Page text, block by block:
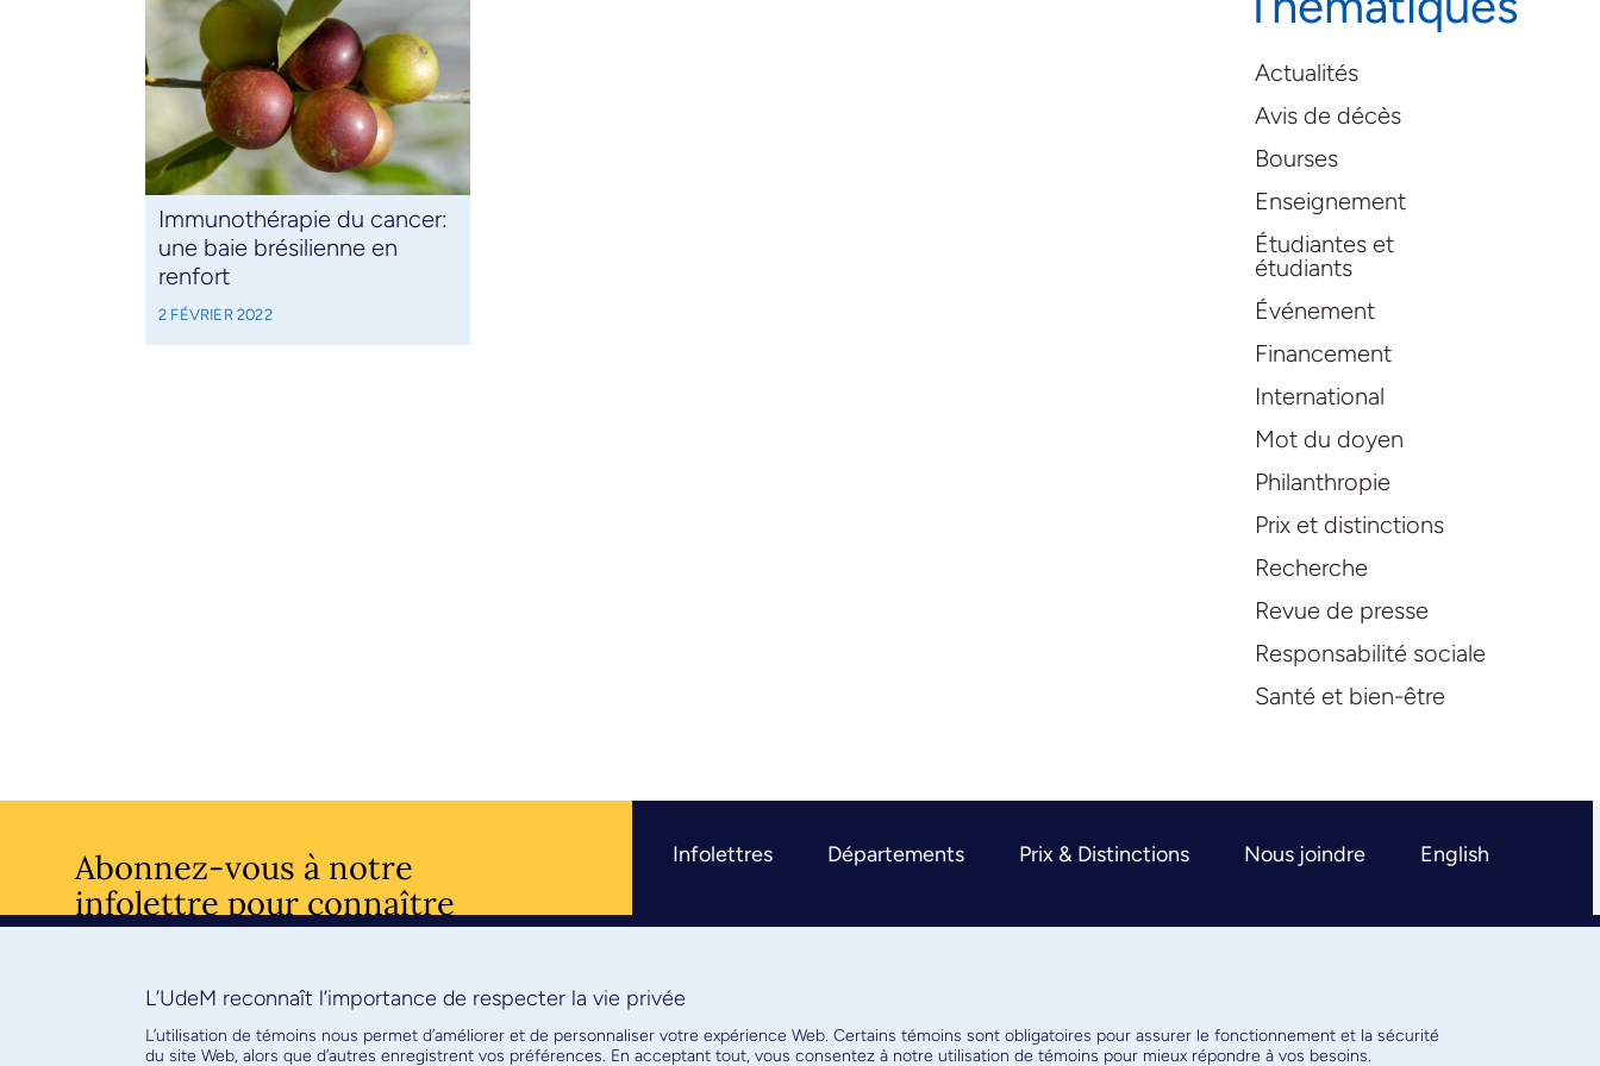
Immunothérapie du cancer:
une baie brésilienne en
renfort
2 FÉVRIER 2022
Actualités
Avis de décès
Bourses
Enseignement
Étudiantes et
étudiants
Événement
Financement
International
Mot du doyen
Philanthropie
Prix et distinctions
Recherche
Revue de presse
Responsabilité sociale
Santé et bien-être
Abonnez-vous à notre
infolettre pour connaître
l’actualité facultaire
S'ABONNER
Infolettres Départements Prix & Distinctions Nous joindre English
L’UdeM reconnaît l’importance de respecter la vie privée
L’utilisation de témoins nous permet d’améliorer et de personnaliser votre expérience Web. Certains témoins sont obligatoires pour assurer le fonctionnement et la sécurité
du site Web, alors que d’autres enregistrent vos préférences. En acceptant tout, vous consentez à notre utilisation de témoins pour mieux répondre à vos besoins.